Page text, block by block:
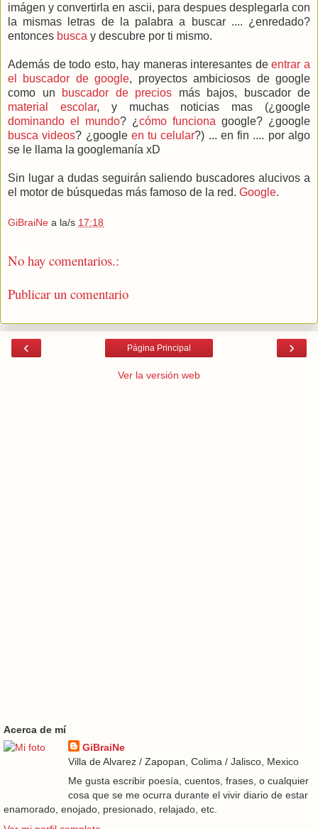
imágen y convertirla en ascii, para despues desplegarla con
la mismas letras de la palabra a buscar .... ¿enredado?
entonces busca y descubre por ti mismo.
Además de todo esto, hay maneras interesantes deentrar a
el buscador de google, proyectos ambiciosos de google
como un
buscador de precios más bajos, buscador de
material escolar, y muchas noticias mas (¿google
dominando el mundo? ¿ cómo funciona google? ¿google
busca videos? ¿google en tu celular?) ... en fin .... por algo
se le llama la googlemanía xD
Sin lugar a dudas seguirán saliendo buscadores alucivos a
el motor de búsquedas más famoso de la red. Google.
GiBraiNe a la/s 17:18
No hay comentarios.:
Publicar un comentario
‹ ›
Página Principal
Ver la versión web
Acerca de mí
GiBraiNe
Villa de Alvarez / Zapopan, Colima / Jalisco, Mexico
Me gusta escribir poesía, cuentos, frases, o cualquier
cosa que se me ocurra durante el vivir diario de estar
enamorado, enojado, presionado, relajado, etc.